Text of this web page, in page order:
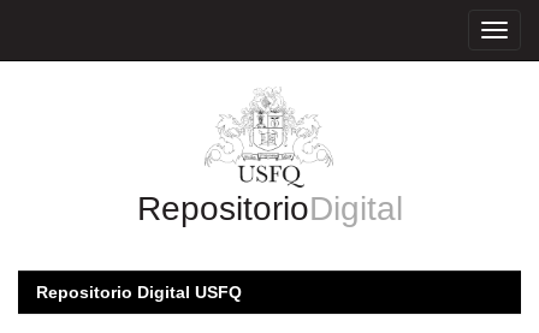
RepositorioDigital
Repositorio Digital USFQ